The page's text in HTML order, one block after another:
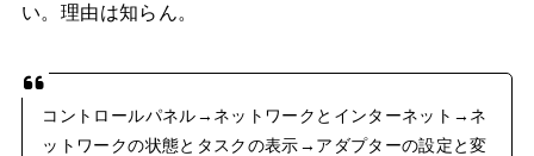
い。理由は知らん。
コントロールパネル→ネットワークとインターネット→ネ
ットワークの状態とタスクの表示→アダプターの設定と変